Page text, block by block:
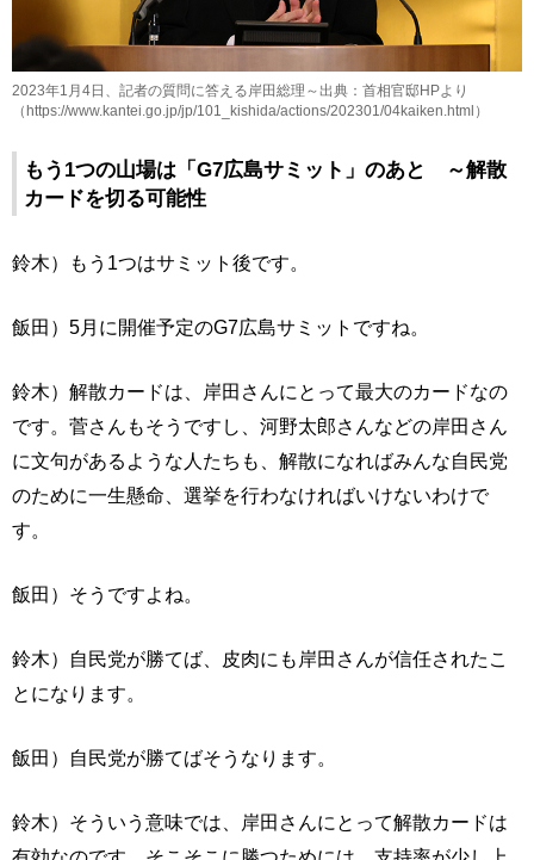
2023年1月4日、記者の質問に答える岸田総理～出典：首相官邸HPより
（https://www.kantei.go.jp/jp/101_kishida/actions/202301/04kaiken.html）
もう1つの山場は「G7広島サミット」のあと ～解散
カードを切る可能性
鈴木）もう1つはサミット後です。
飯田）5月に開催予定のG7広島サミットですね。
鈴木）解散カードは、岸田さんにとって最大のカードなの
です。菅さんもそうですし、河野太郎さんなどの岸田さん
に文句があるような人たちも、解散になればみんな自民党
のために一生懸命、選挙を行わなければいけないわけで
す。
飯田）そうですよね。
鈴木）自民党が勝てば、皮肉にも岸田さんが信任されたこ
とになります。
飯田）自民党が勝てばそうなります。
鈴木）そういう意味では、岸田さんにとって解散カードは